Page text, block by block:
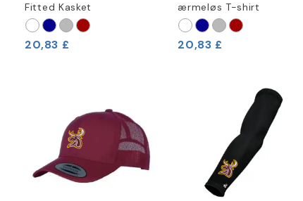
Fitted Kasket
20,83 £
ærmeløs T-shirt
20,83 £